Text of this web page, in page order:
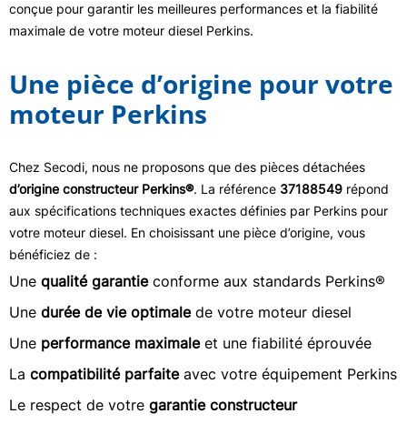
conçue pour garantir les meilleures performances et la fiabilité
maximale de votre moteur diesel Perkins.
Une pièce d’origine pour votre
moteur Perkins
Chez Secodi, nous ne proposons que des pièces détachées
d’origine constructeur Perkins®. La référence 37188549 répond
aux spécifications techniques exactes définies par Perkins pour
votre moteur diesel. En choisissant une pièce d’origine, vous
bénéficiez de :
Une qualité garantieconforme aux standards Perkins®
Une durée de vie optimalede votre moteur diesel
Une performance maximaleet une fiabilité éprouvée
La compatibilité parfaiteavec votre équipement Perkins
Le respect de votre garantie constructeur